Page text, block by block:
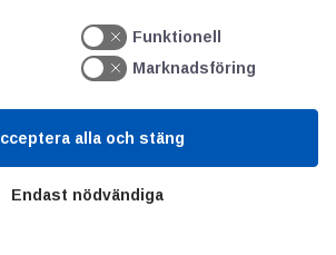
Funktionell
Marknadsföring
Endast nödvändiga
alla och stäng